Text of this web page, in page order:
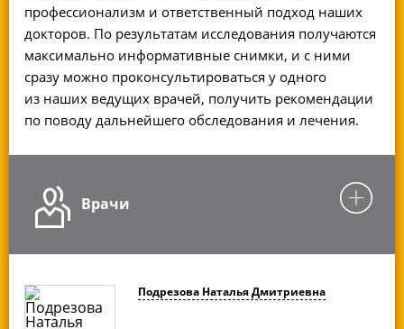
профессионализм и ответственный подход наших
докторов. По результатам исследования получаются
максимально информативные снимки, и с ними
сразу можно проконсультироваться у одного
из наших ведущих врачей, получить рекомендации
по поводу дальнейшего обследования и лечения.
Врачи
Подрезова Наталья Дмитриевна